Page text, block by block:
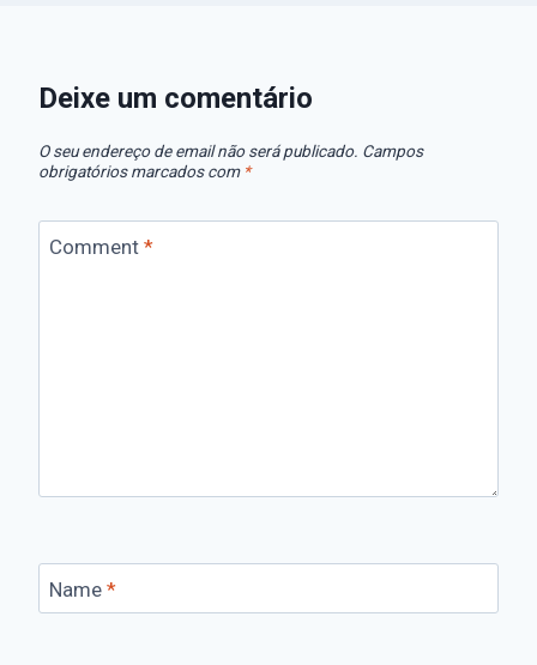
Deixe um comentário
O seu endereço de email não será publicado. Campos
obrigatórios marcados com *
Comment *
Name *